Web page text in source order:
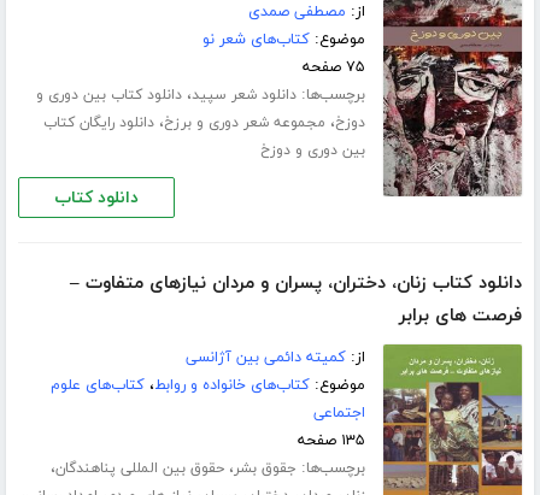
از: مصطفی صمدی
موضوع:کتاب‌های شعر نو
۷۵ صفحه
برچسب‌ها:دانلود شعر سپید،دانلود کتاب بین دوری و
دوزخ، مجموعه شعر دوری و برزخ،دانلود رایگان کتاب
بین دوری و دوزخ
دانلود کتاب
دانلود کتاب زنان، دختران، پسران و مردان نیازهای متفاوت –
فرصت های برابر
از:کمیته دائمی بین آژانسی
موضوع:کتاب‌های خانواده و روابط،کتاب‌های علوم
اجتماعی
۱۳۵ صفحه
برچسب‌ها: جقوق بشر،حقوق بین المللی پناهندگان،